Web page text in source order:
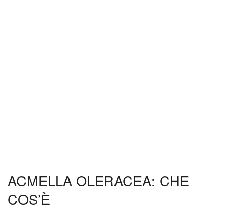
ACMELLA OLERACEA: CHE
COS’È